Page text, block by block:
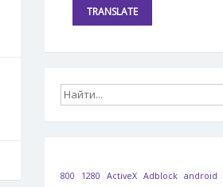
800 1280 ActiveX Adblock android